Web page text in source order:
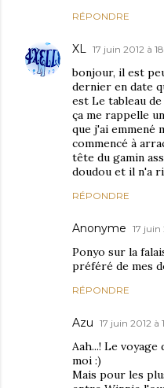
RÉPONDRE
XL 17 juin 2012 à
bonjour, il est
dernier en date
est Le tableau
ça me rappelle
que j'ai emmené
commencé à
tête du gamin
doudou et il n'a
RÉPONDRE
Anonyme 17 juin
Ponyo sur la
préféré de mes
RÉPONDRE
Azu 17 juin 2012 à
Aah...! Le
moi :)
Mais pour les